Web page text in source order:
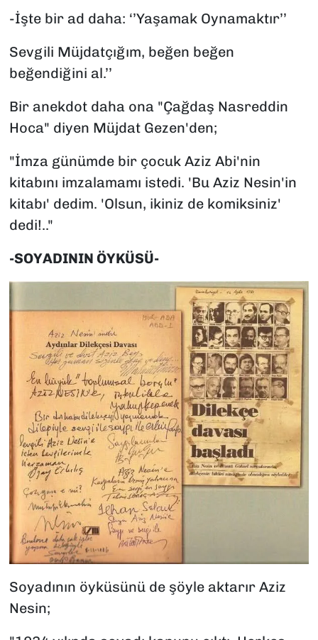
-İşte bir ad daha: ‘’Yaşamak Oynamaktır’’
Sevgili Müjdatçığım, beğen beğen
beğendiğini al.’’
Bir anekdot daha ona "Çağdaş Nasreddin
Hoca" diyen Müjdat Gezen'den;
"İmza günümde bir çocuk Aziz Abi'nin
kitabını imzalamamı istedi. 'Bu Aziz Nesin'in
kitabı' dedim. 'Olsun, ikiniz de komiksiniz'
dedi!.."
-SOYADININ ÖYKÜSÜ-
Soyadının öyküsünü de şöyle aktarır Aziz
Nesin;